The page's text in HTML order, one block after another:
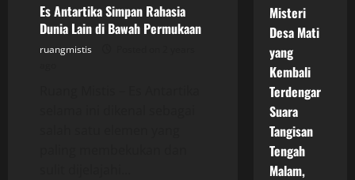
Es Antartika Simpan Rahasia
Dunia Lain di Bawah Permukaan
ruangmistis
Misteri
Desa Mati
yang
Kembali
Terdengar
Suara
Tangisan
Tengah
Malam,